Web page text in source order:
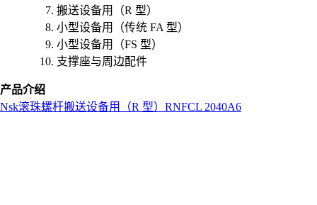
搬送设备用（R 型）
小型设备用（传统 FA 型）
小型设备用（FS 型）
支撑座与周边配件
产品介绍
Nsk滚珠螺杆搬送设备用（R 型） RNFCL 2040A6